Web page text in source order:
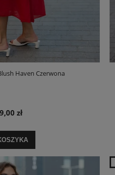
Haven Czerwona
zł